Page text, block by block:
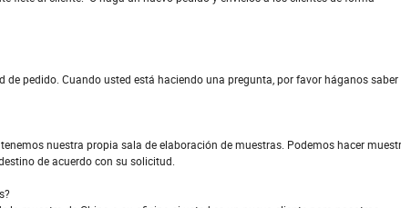
pedido. Cuando usted está haciendo una pregunta, por favor háganos saber
nuestra propia sala de elaboración de muestras. Podemos hacer
de acuerdo con su solicitud.